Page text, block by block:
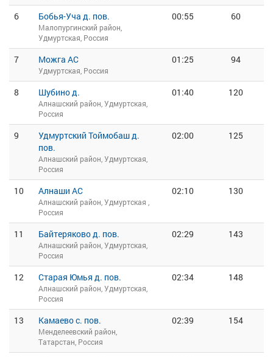
6 Бобья-Уча д. пов.
Малопургинский район,
Удмуртская, Россия
00:55 60
7 Можга АС
Удмуртская, Россия
01:25 94
8 Шубино д.
Алнашский район, Удмуртская,
Россия
01:40 120
9
Удмуртский Тоймобаш д.
пов.
Алнашский район, Удмуртская,
Россия
02:00 125
10 Алнаши АС
Алнашский район, Удмуртская ,
Россия
02:10 130
11 Байтеряково д. пов.
Алнашский район, Удмуртская,
Россия
02:29 143
12 Старая Юмья д. пов.
Алнашский район, Удмуртская,
Россия
02:34 148
13 Камаево с. пов.
Менделеевский район,
Татарстан, Россия
02:39 154